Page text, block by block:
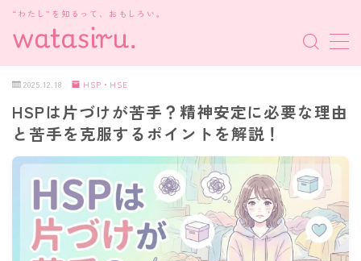
“わたし”を知るって、おもしろい。
MENU
MBTI診断
HSP・HSE
新着記事
2025.12.18 HSP・HSE
HSPは片づけが苦手？精神安定に必要な理由
と苦手を克服するポイントを解説！